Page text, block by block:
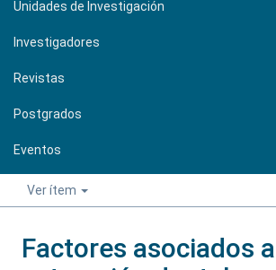
Unidades de Investigación
Investigadores
Revistas
Postgrados
Eventos
Ver ítem
Factores asociados